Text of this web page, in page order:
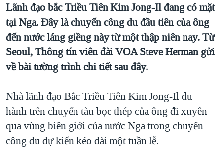
THƯỢNG ĐỈNH TRUMP-KIM TẠI VIỆT NAM
TRỊNH VĨNH BÌNH VS. CHÍNH PHỦ VIỆT NAM
NGƯ DÂN VIỆT VÀ LÀN SÓNG TRỘM HẢI SÂM
BÊN KIA QUỐC LỘ: TIẾNG VỌNG TỪ NÔNG THÔN MỸ
Lãnh đạo bắc Triều Tiên Kim Jong-Il đang có mặt
tại Nga. Đây là chuyến công du đầu tiên của ông
đến nước láng giềng này từ một thập niên nay. Từ
Seoul, Thông tín viên đài VOA Steve Herman gửi
về bài tường trình chi tiết sau đây.
Nhà lãnh đạo Bắc Triều Tiên Kim Jong-Il du
hành trên chuyến tàu bọc thép của ông đi xuyên
qua vùng biên giới của nước Nga trong chuyến
công du dự kiến kéo dài một tuần lễ.